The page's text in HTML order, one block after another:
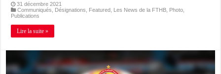
31 décembre 2021
Communiqués
Désignations Featured Les News de la FTHB Photo
Publications
Lire la suite »